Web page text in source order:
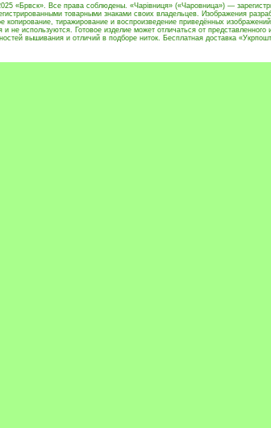
«Брвск». Все права соблюдены. «Чарівниця» («Чаровница») —
товарными знаками своих владельцев. Изображения
тиражирование и воспроизведение приведённых
используются. Готовое изделие может отличаться от представленного
вышивания и отличий в подборе ниток. Бесплатная доставка